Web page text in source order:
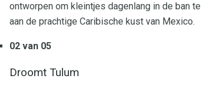
ontworpen om kleintjes dagenlang in de ban
aan de prachtige Caribische kust van Mexico.
02 van 05
Droomt Tulum